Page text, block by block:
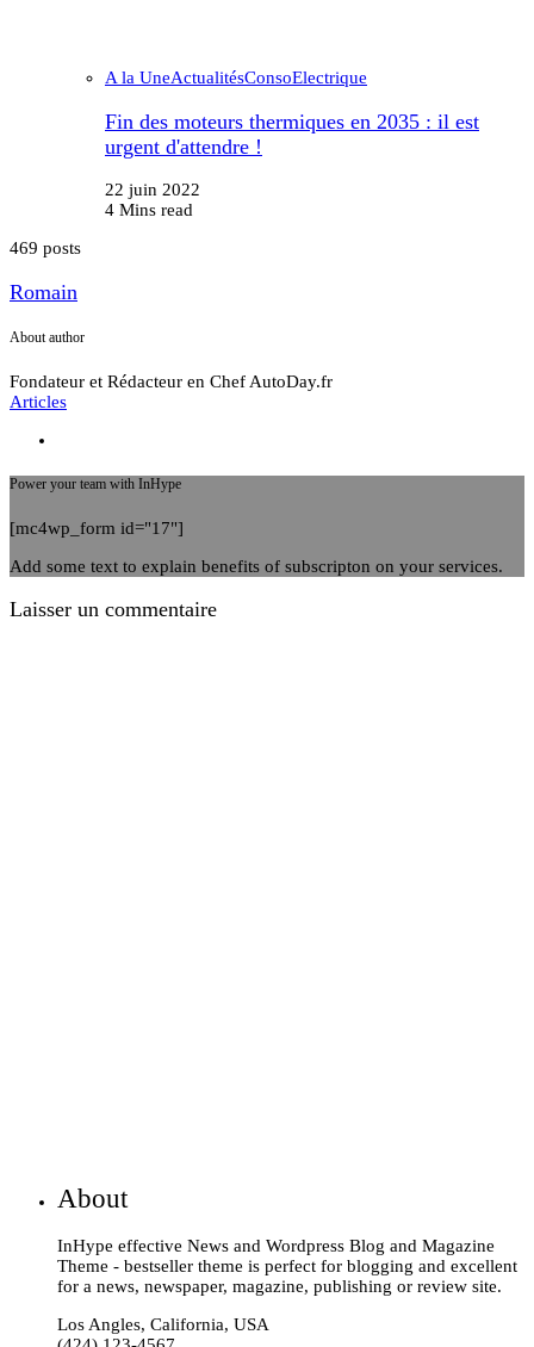
A la UneActualitésConsoElectrique
Fin des moteurs thermiques en 2035 : il est
urgent d'attendre !
22 juin 2022
4 Mins read
469 posts
Romain
About author
Fondateur et Rédacteur en Chef AutoDay.fr
Articles
Power your team with InHype
[mc4wp_form id="17"]
Add some text to explain benefits of subscripton on your services.
Laisser un commentaire
About
InHype effective News and Wordpress Blog and Magazine
Theme - bestseller theme is perfect for blogging and excellent
for a news, newspaper, magazine, publishing or review site.
Los Angles, California, USA